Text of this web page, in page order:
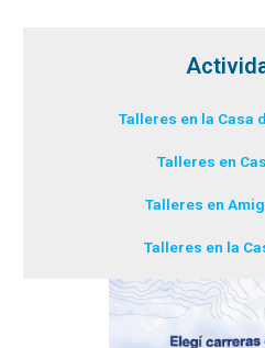
Talleres en la Casa
Talleres en
Talleres en
Talleres en la